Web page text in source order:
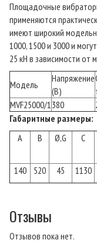
Площадочные
применяются
имеют широкий
1000, 1500 и 3000 и
25 кН в зависимости от
Модель
Напряжение
(В)
MVF25000/1380
Габаритные размеры:
A
B Ø,G C
140 520 45 1130
Отзывы
Отзывов пока нет.